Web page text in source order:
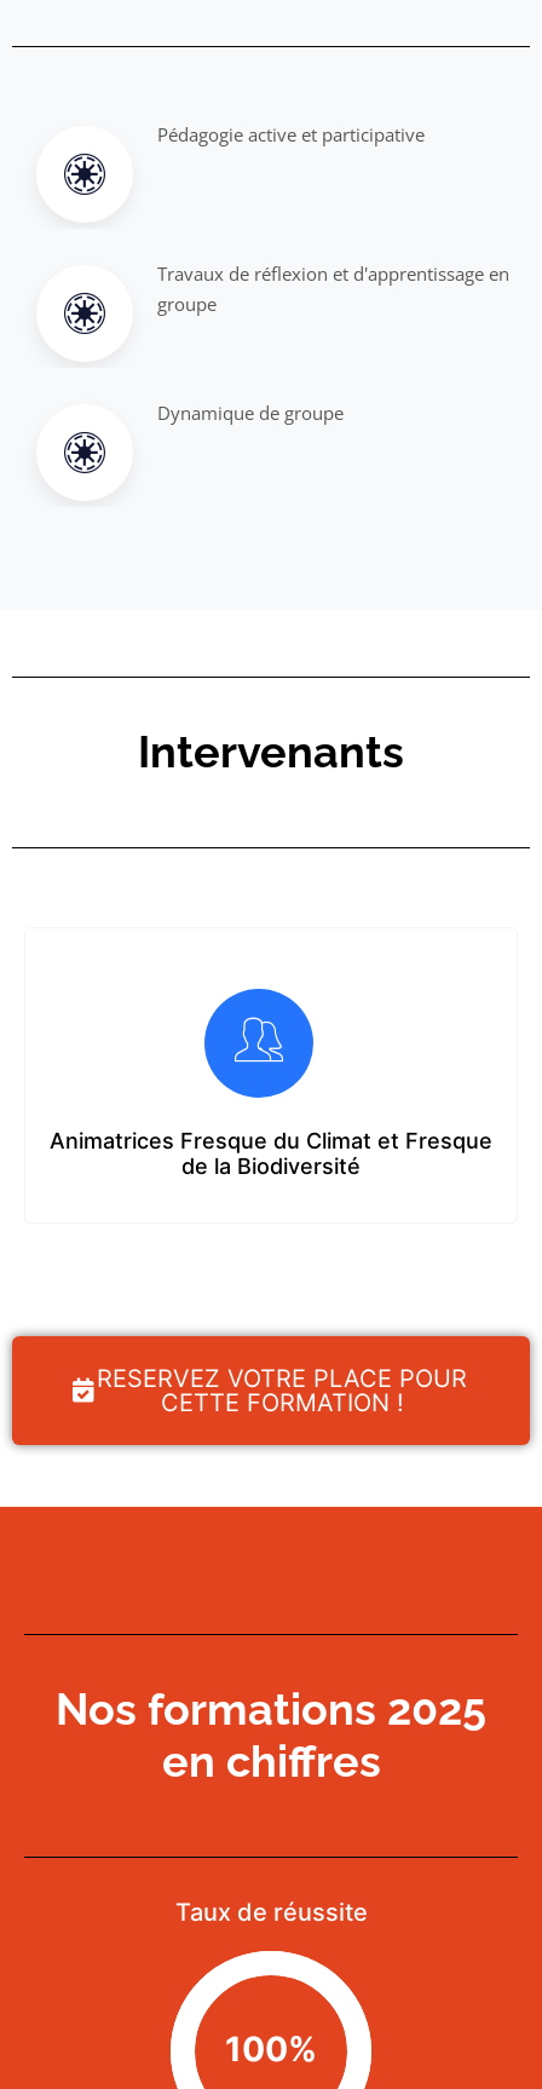
Pédagogie active et participative
Travaux de réflexion et d'apprentissage en
groupe
Dynamique de groupe
Intervenants
Animatrices Fresque du Climat et Fresque
de la Biodiversité
RESERVEZ VOTRE PLACE POUR
CETTE FORMATION !
Nos formations 2025
en chiffres
Taux de réussite
100%